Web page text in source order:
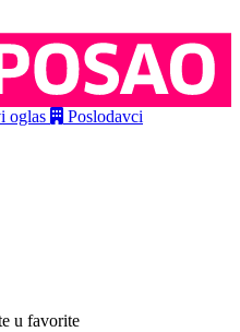
oglas Poslodavci
u favorite